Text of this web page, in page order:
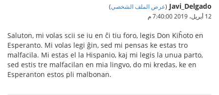
Javi_Delgado
(عرض الملف الشخصي)
12 أبريل، 2019 7:40:00 م
Saluton, mi volas scii se iu en ĉi tiu foro, legis Don Kiĥoto en
Esperanto. Mi volas legi ĝin, sed mi pensas ke estas tro
malfacila. Mi estas el la Hispanio, kaj mi legis la unua parto,
sed estis tre malfacilan en mia lingvo, do mi kredas, ke en
Esperanton estos pli malbonan.